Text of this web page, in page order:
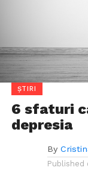
ȘTIRI
6 sfaturi
depresia
By
Published